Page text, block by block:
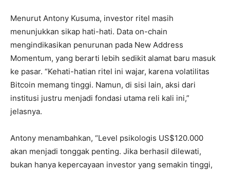
Menurut Antony Kusuma, investor ritel masih
menunjukkan sikap hati-hati. Data on-chain
mengindikasikan penurunan pada New Address
Momentum, yang berarti lebih sedikit alamat baru masuk
ke pasar. “Kehati-hatian ritel ini wajar, karena volatilitas
Bitcoin memang tinggi. Namun, di sisi lain, aksi dari
institusi justru menjadi fondasi utama reli kali ini,”
jelasnya.
Antony menambahkan, “Level psikologis US$120.000
akan menjadi tonggak penting. Jika berhasil dilewati,
bukan hanya kepercayaan investor yang semakin tinggi,